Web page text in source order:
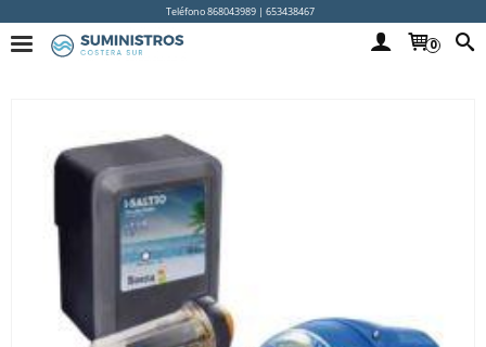
Teléfono 868043989 | 653438467
0